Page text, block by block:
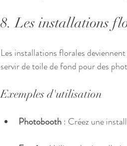
8. Les installations
Les installations florales
servir de toile de fond pour des
Exemples d'utilisation
Photobooth : Créez une